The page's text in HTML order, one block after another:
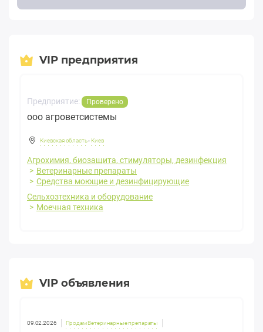
VIP предприятия
Предприятие: Проверено
ооо агроветсистемы
Киевская область- Киев
Агрохимия, биозащита, стимуляторы, дезинфекция
Ветеринарные препараты
Средства моющие и дезинфицирующие
Сельхозтехника и оборудование
Моечная техника
VIP объявления
09.02.2026 Продам Ветеринарные препараты